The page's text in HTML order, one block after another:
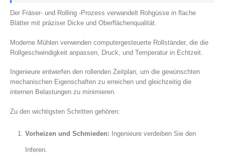
Der Fräser- und Rolling -Prozess verwandelt Rohgüsse in flache
Blätter mit präziser Dicke und Oberflächenqualität.
Moderne Mühlen verwenden computergesteuerte Rollständer, die die
Rollgeschwindigkeit anpassen, Druck, und Temperatur in Echtzeit.
Ingenieure entwerfen den rollenden Zeitplan, um die gewünschten
mechanischen Eigenschaften zu erreichen und gleichzeitig die
internen Belastungen zu minimieren.
Zu den wichtigsten Schritten gehören:
Vorheizen und Schmieden: Ingenieure verdeiben Sie den
Inferen.